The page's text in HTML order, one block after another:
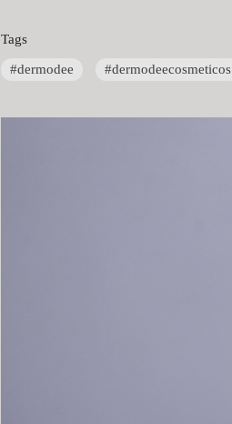
Tags
#dermodee #dermodeecosmeticos